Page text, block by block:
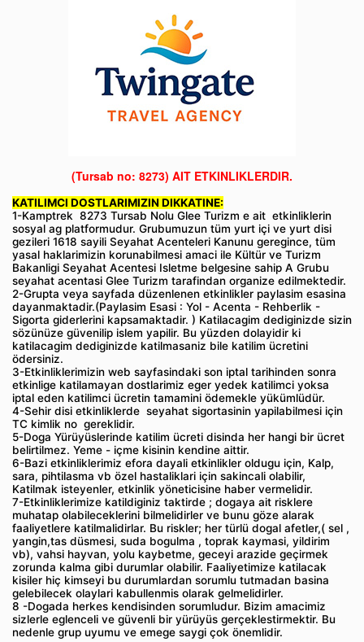
(Tursab no: 8273) AIT ETKINLIKLERDIR.
KATILIMCI DOSTLARIMIZIN DIKKATINE:
1-Kamptrek 8273 Tursab Nolu Glee Turizm e ait etkinliklerin
sosyal ag platformudur. Grubumuzun tüm yurt içi ve yurt disi
gezileri 1618 sayili Seyahat Acenteleri Kanunu geregince, tüm
yasal haklarimizin korunabilmesi amaci ile Kültür ve Turizm
Bakanligi Seyahat Acentesi Isletme belgesine sahip A Grubu
seyahat acentasi Glee Turizm tarafindan organize edilmektedir.
2-Grupta veya sayfada düzenlenen etkinlikler paylasim esasina
dayanmaktadir.(Paylasim Esasi : Yol - Acenta - Rehberlik -
Sigorta giderlerini kapsamaktadir. ) Katilacagim dediginizde sizin
sözünüze güvenilip islem yapilir. Bu yüzden dolayidir ki
katilacagim dediginizde katilmasaniz bile katilim ücretini
ödersiniz.
3-Etkinliklerimizin web sayfasindaki son iptal tarihinden sonra
etkinlige katilamayan dostlarimiz eger yedek katilimci yoksa
iptal eden katilimci ücretin tamamini ödemekle yükümlüdür.
4-Sehir disi etkinliklerde seyahat sigortasinin yapilabilmesi için
TC kimlik no gereklidir.
5-Doga Yürüyüslerinde katilim ücreti disinda her hangi bir ücret
belirtilmez. Yeme - içme kisinin kendine aittir.
6-Bazi etkinliklerimiz efora dayali etkinlikler oldugu için, Kalp,
sara, pihtilasma vb özel hastaliklari için sakincali olabilir,
Katilmak isteyenler, etkinlik yöneticisine haber vermelidir.
7-Etkinliklerimize katildiginiz taktirde ; dogaya ait risklere
muhatap olabileceklerini bilmelidirler ve bunu göze alarak
faaliyetlere katilmalidirlar. Bu riskler; her türlü dogal afetler,( sel ,
yangin,tas düsmesi, suda bogulma , toprak kaymasi, yildirim
vb), vahsi hayvan, yolu kaybetme, geceyi arazide geçirmek
zorunda kalma gibi durumlar olabilir. Faaliyetimize katilacak
kisiler hiç kimseyi bu durumlardan sorumlu tutmadan basina
gelebilecek olaylari kabullenmis olarak gelmelidirler.
8 -Dogada herkes kendisinden sorumludur. Bizim amacimiz
sizlerle eglenceli ve güvenli bir yürüyüs gerçeklestirmektir. Bu
nedenle grup uyumu ve emege saygi çok önemlidir.